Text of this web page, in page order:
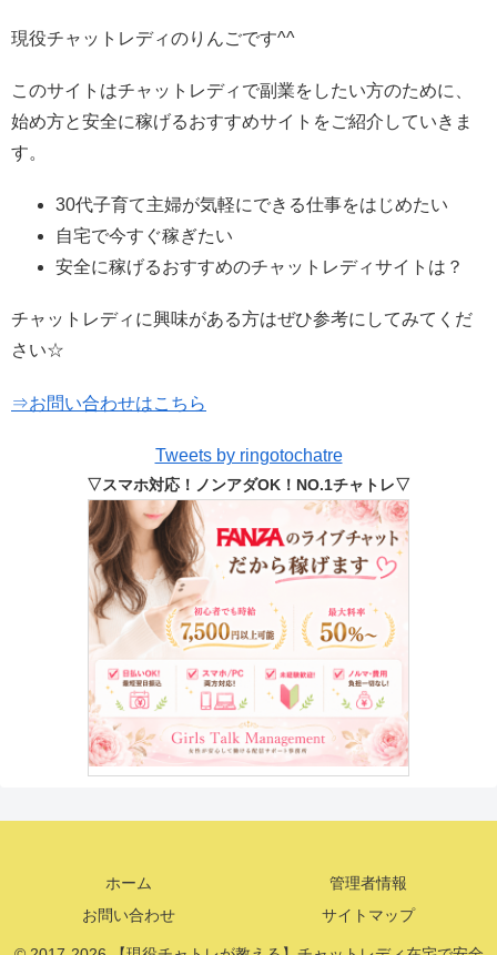
現役チャットレディのりんごです^^
このサイトはチャットレディで副業をしたい方のために、
始め方と安全に稼げるおすすめサイトをご紹介していきま
す。
30代子育て主婦が気軽にできる仕事をはじめたい
自宅で今すぐ稼ぎたい
安全に稼げるおすすめのチャットレディサイトは？
チャットレディに興味がある方はぜひ参考にしてみてくだ
さい☆
⇒お問い合わせはこちら
Tweets by ringotochatre
▽スマホ対応！ノンアダOK！NO.1チャトレ▽
ホーム
管理者情報
お問い合わせ
サイトマップ